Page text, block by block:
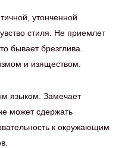
утонченной
стиля. Не приемлет
бывает брезглива.
и изяществом.
языком. Замечает
может сдержать
к окружающим